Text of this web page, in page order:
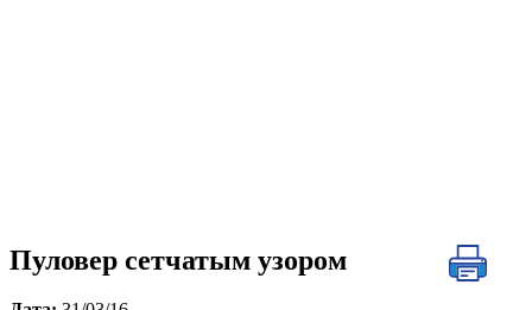
Пуловер сетчатым узором